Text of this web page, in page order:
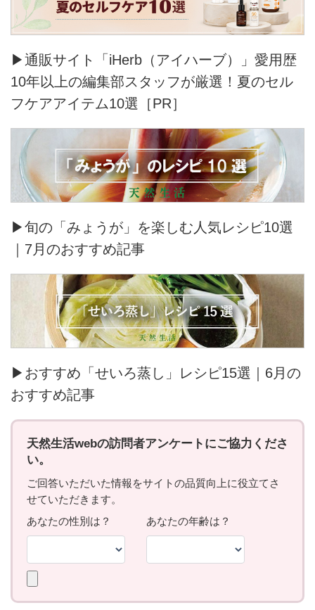
▶通販サイト「iHerb（アイハーブ）」愛用歴
10年以上の編集部スタッフが厳選！夏のセル
フケアアイテム10選［PR］
▶旬の「みょうが」を楽しむ人気レシピ10選
｜7月のおすすめ記事
▶おすすめ「せいろ蒸し」レシピ15選｜6月の
おすすめ記事